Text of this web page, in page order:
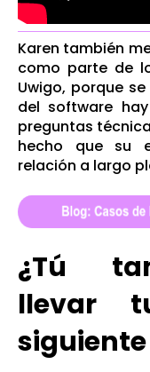
Karen también
como parte de
Uwigo, porque
del software
preguntas
hecho que su
relación a largo
¿Tú
llevar